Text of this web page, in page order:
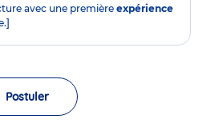
avec une première expérience
Postuler